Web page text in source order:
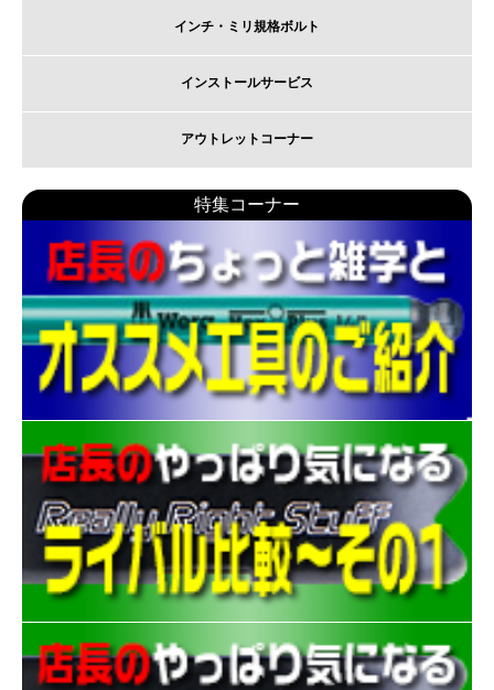
インチ・ミリ規格ボルト
インストールサービス
アウトレットコーナー
特集コーナー